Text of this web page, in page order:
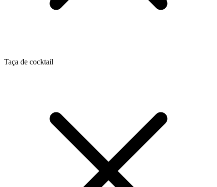
Taça de cocktail